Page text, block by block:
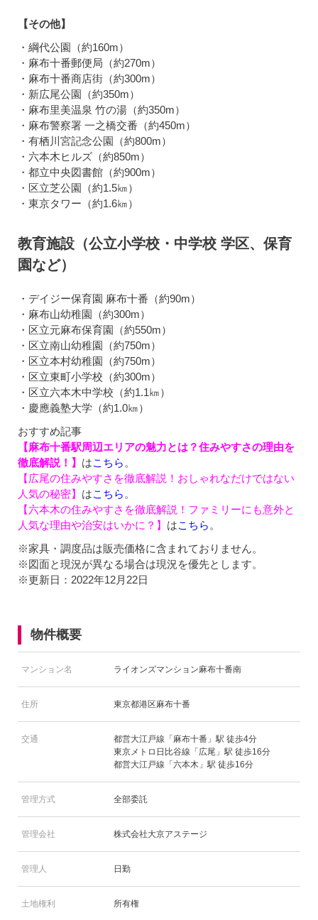
【その他】
・綱代公園（約160m）
・麻布十番郵便局（約270m）
・麻布十番商店街（約300m）
・新広尾公園（約350m）
・麻布里美温泉 竹の湯（約350m）
・麻布警察署 一之橋交番（約450m）
・有栖川宮記念公園（約800m）
・六本木ヒルズ（約850m）
・都立中央図書館（約900m）
・区立芝公園（約1.5㎞）
・東京タワー（約1.6㎞）
教育施設（公立小学校・中学校 学区、保育
園など）
・デイジー保育園 麻布十番（約90m）
・麻布山幼稚園（約300m）
・区立元麻布保育園（約550m）
・区立南山幼稚園（約750m）
・区立本村幼稚園（約750m）
・区立東町小学校（約300m）
・区立六本木中学校（約1.1㎞）
・慶應義塾大学（約1.0㎞）
おすすめ記事
【麻布十番駅周辺エリアの魅力とは？住みやすさの理由を
徹底解説！】 はこちら 。
【広尾の住みやすさを徹底解説！おしゃれなだけではない
人気の秘密】 はこちら 。
【六本木の住みやすさを徹底解説！ファミリーにも意外と
人気な理由や治安はいかに？】 はこちら 。
※家具・調度品は販売価格に含まれておりません。
※図面と現況が異なる場合は現況を優先とします。
※更新日：2022年12月22日
物件概要
マンション名 ライオンズマンション麻布十番南
住所 東京都港区麻布十番
交通
都営大江戸線「麻布十番」駅 徒歩4分
東京メトロ日比谷線「広尾」駅 徒歩16分
都営大江戸線「六本木」駅 徒歩16分
管理方式 全部委託
管理会社 株式会社大京アステージ
管理人 日勤
土地権利 所有権